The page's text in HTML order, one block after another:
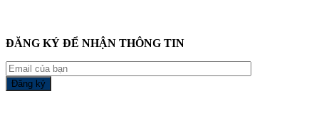
ĐĂNG KÝ ĐỂ NHẬN THÔNG TIN